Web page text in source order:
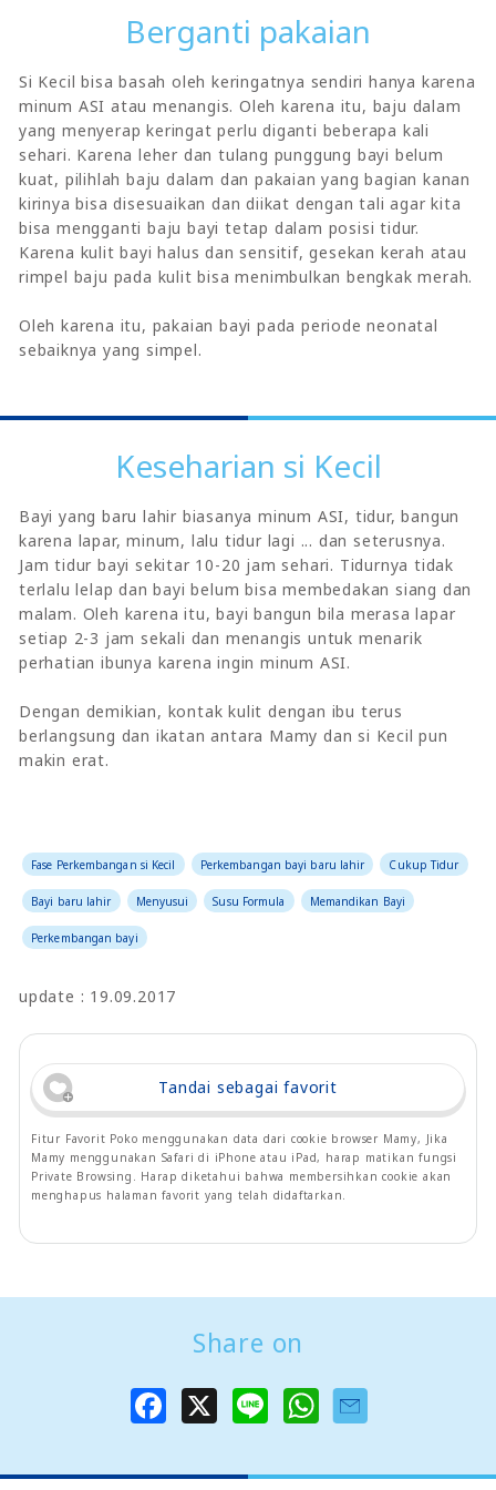
Berganti pakaian
Si Kecil bisa basah oleh keringatnya sendiri hanya karena
minum ASI atau menangis. Oleh karena itu, baju dalam
yang menyerap keringat perlu diganti beberapa kali
sehari. Karena leher dan tulang punggung bayi belum
kuat, pilihlah baju dalam dan pakaian yang bagian kanan
kirinya bisa disesuaikan dan diikat dengan tali agar kita
bisa mengganti baju bayi tetap dalam posisi tidur.
Karena kulit bayi halus dan sensitif, gesekan kerah atau
rimpel baju pada kulit bisa menimbulkan bengkak merah.
Oleh karena itu, pakaian bayi pada periode neonatal
sebaiknya yang simpel.
Keseharian si Kecil
Bayi yang baru lahir biasanya minum ASI, tidur, bangun
karena lapar, minum, lalu tidur lagi ... dan seterusnya.
Jam tidur bayi sekitar 10-20 jam sehari. Tidurnya tidak
terlalu lelap dan bayi belum bisa membedakan siang dan
malam. Oleh karena itu, bayi bangun bila merasa lapar
setiap 2-3 jam sekali dan menangis untuk menarik
perhatian ibunya karena ingin minum ASI.
Dengan demikian, kontak kulit dengan ibu terus
berlangsung dan ikatan antara Mamy dan si Kecil pun
makin erat.
Fase Perkembangan si Kecil Perkembangan bayi baru lahir Cukup Tidur
Bayi baru lahir Menyusui Susu Formula Memandikan Bayi
Perkembangan bayi
update : 19.09.2017
Tandai sebagai favorit
Fitur Favorit Poko menggunakan data dari cookie browser Mamy, Jika
Mamy menggunakan Safari di iPhone atau iPad, harap matikan fungsi
Private Browsing. Harap diketahui bahwa membersihkan cookie akan
menghapus halaman favorit yang telah didaftarkan.
Share on
W